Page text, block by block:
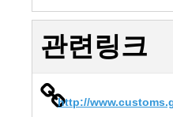
관련링크
http://